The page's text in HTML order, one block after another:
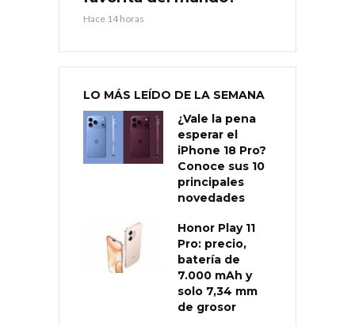
Hace 14 horas
LO MÁS LEÍDO DE LA SEMANA
¿Vale la pena
esperar el
iPhone 18 Pro?
Conoce sus 10
principales
novedades
Honor Play 11
Pro: precio,
batería de
7.000 mAh y
solo 7,34 mm
de grosor